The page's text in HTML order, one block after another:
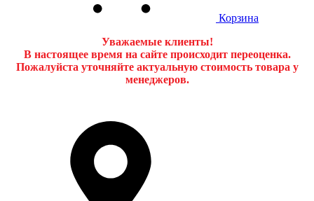
Корзина
Уважаемые клиенты!
В настоящее время на сайте происходит переоценка.
Пожалуйста уточняйте актуальную стоимость товара у
менеджеров.